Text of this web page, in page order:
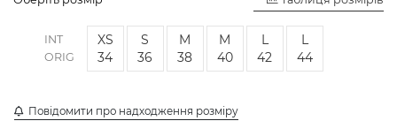
INT
ORIG
XS
34
S
36
M
38
M
40
L
42
L
44
Повідомити про надходження розміру